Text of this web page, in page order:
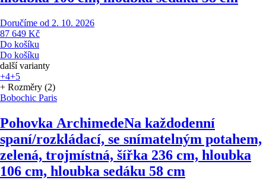
Doručíme od 2. 10. 2026
87 649 Kč
Do košíku
Do košíku
další varianty
+4+5
+ Rozměry (2)
Bobochic Paris
Pohovka ArchimedeNa každodenní
spaní/rozkládací, se snímatelným potahem,
zelená, trojmístná, šířka 236 cm, hloubka
106 cm, hloubka sedáku 58 cm